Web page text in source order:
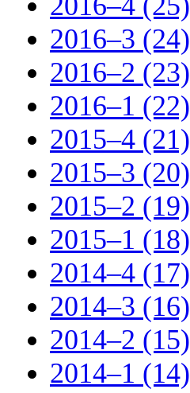
2016–3 (24)
2016–2 (23)
2016–1 (22)
2015–4 (21)
2015–3 (20)
2015–2 (19)
2015–1 (18)
2014–4 (17)
2014–3 (16)
2014–2 (15)
2014–1 (14)